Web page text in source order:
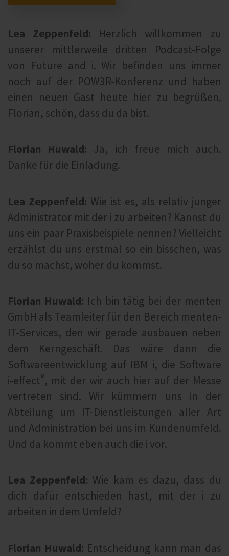
Lea Zeppenfeld: Herzlich willkommen zu
unserer mittlerweile dritten Podcast-Folge
von Future and i. Wir befinden uns immer
noch auf der POW3R-Konferenz und haben
einen neuen Gast heute hier zu begrüßen.
Florian, schön, dass du da bist.
Florian Huwald: Ja, ich freue mich auch.
Danke für die Einladung.
Lea Zeppenfeld: Wie ist es, als relativ junger
Administrator mit der i zu arbeiten? Kannst du
uns ein paar Praxisbeispiele nennen? Vielleicht
erzählst du uns erstmal so ein bisschen, was
du so machst, woher du kommst.
Florian Huwald: Ich bin tätig bei der menten
GmbH als Teamleiter für den Bereich menten-
IT-Services, den wir gerade ausbauen neben
dem Kerngeschäft. Das wäre dann die
Softwareentwicklung auf IBM i, die Software
i‑effect®, mit der wir auch hier auf der Messe
vertreten sind. Wir kümmern uns in der
Abteilung um IT-Dienstleistungen aller Art
und Administration bei uns im Kundenumfeld.
Und da kommt eben auch die i vor.
Lea Zeppenfeld: Wie kam es dazu, dass du
dich dafür entschieden hast, mit der i zu
arbeiten in dem Umfeld?
Florian Huwald: Entscheidung kann man das